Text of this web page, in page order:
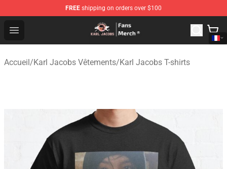
FREE shipping on orders over $100
Open menu
Karl Jacobs Store - Official Karl Jacobs Merchandise
Accueil/Karl Jacobs Vêtements/Karl Jacobs T-shirts